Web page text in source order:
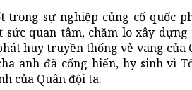
sự nghiệp củng cố quốc
sức quan tâm, chăm lo xây
huy truyền thống vẻ vang
anh đã cống hiến, hy sinh vì
của Quân đội ta.